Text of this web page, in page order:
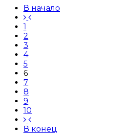
В начало
1
2
3
4
5
6
7
8
9
10
В конец